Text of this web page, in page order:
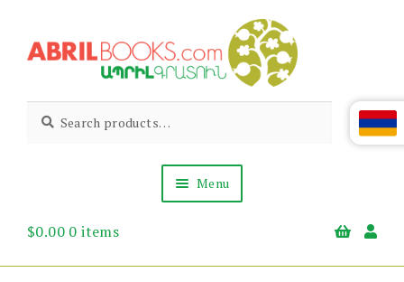
to
to
Abril
Books
Living
Armenian
for:
Menu
$0.00 0 items